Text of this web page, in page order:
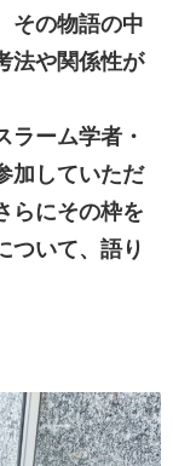
その物語の中
法や関係性が
ラーム学者・
加していただ
らにその枠を
ついて、語り